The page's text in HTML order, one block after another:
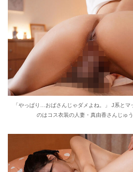
「やっぱり…おばさんじゃダメよね。」 J系とマ
のはコス衣装の人妻・真由香さんじゅ